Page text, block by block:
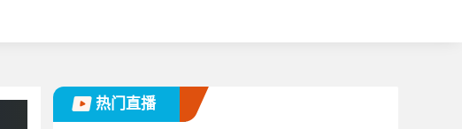
热门直播